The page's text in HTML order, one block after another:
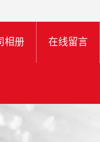
相册 在线留言